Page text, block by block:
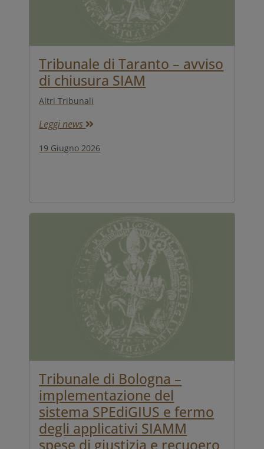
Tribunale di Taranto – avviso
di chiusura SIAM
Altri Tribunali
Leggi news
19 Giugno 2026
Tribunale di Bologna –
implementazione del
sistema SPEdiGIUS e fermo
degli applicativi SIAMM
spese di giustizia e recuoero